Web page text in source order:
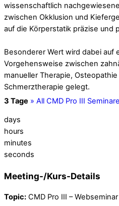
wissenschaftlich
zwischen Okklusion und
auf die Körperstatik präzise und
Besonderer Wert wird dabei auf
Vorgehensweise zwischen
manueller Therapie,
Schmerztherapie gelegt.
3 Tage » All CMD Pro III Seminare
days
hours
minutes
seconds
Details
Topic: CMD Pro III –